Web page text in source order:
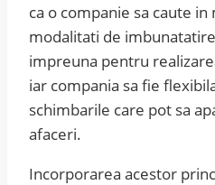
ca o companie sa caute
modalitati de
impreuna pentru
iar compania sa fie
schimbarile care pot sa
afaceri.
Incorporarea acestor